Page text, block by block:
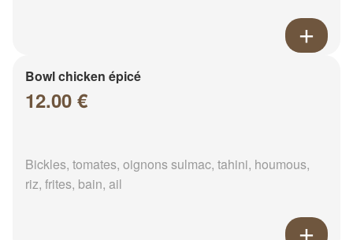
Bowl chicken épicé
12.00 €
Bickles, tomates, oignons sulmac, tahini, houmous,
riz, frites, bain, ail